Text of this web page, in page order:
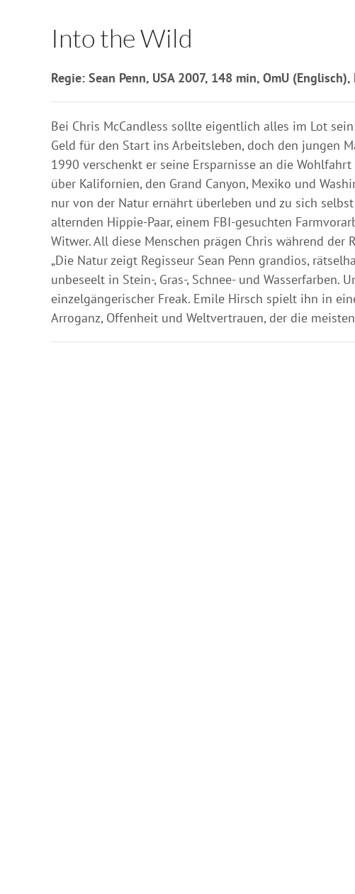
Into the Wild
Regie: Sean Penn, USA 2007, 148 min, OmU (Englisch),
Bei Chris McCandless sollte eigentlich alles im Lot
Geld für den Start ins Arbeitsleben, doch den jungen
1990 verschenkt er seine Ersparnisse an die
über Kalifornien, den Grand Canyon, Mexiko und
nur von der Natur ernährt überleben und zu sich
alternden Hippie-Paar, einem FBI-gesuchten
Witwer. All diese Menschen prägen Chris während
„Die Natur zeigt Regisseur Sean Penn grandios,
unbeseelt in Stein-, Gras-, Schnee- und Wasserfarben.
einzelgängerischer Freak. Emile Hirsch spielt ihn in
Arroganz, Offenheit und Weltvertrauen, der die